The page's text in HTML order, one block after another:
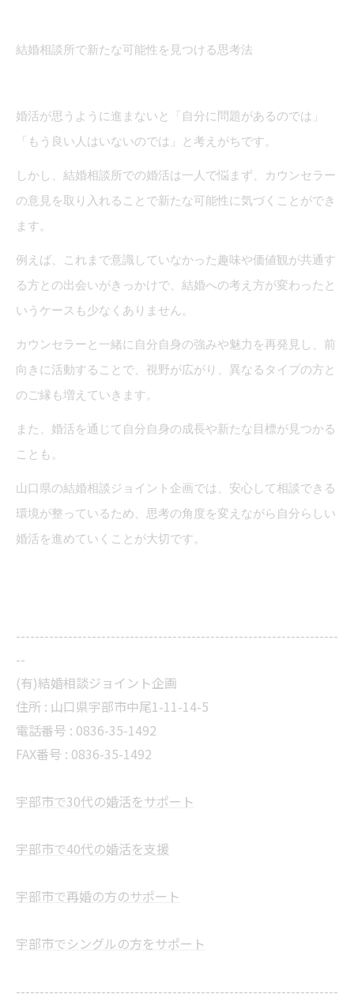
結婚相談所で新たな可能性を見つける思考法
婚活が思うように進まないと「自分に問題があるのでは」
「もう良い人はいないのでは」と考えがちです。
しかし、結婚相談所での婚活は一人で悩まず、カウンセラー
の意見を取り入れることで新たな可能性に気づくことができ
ます。
例えば、これまで意識していなかった趣味や価値観が共通す
る方との出会いがきっかけで、結婚への考え方が変わったと
いうケースも少なくありません。
カウンセラーと一緒に自分自身の強みや魅力を再発見し、前
向きに活動することで、視野が広がり、異なるタイプの方と
のご縁も増えていきます。
また、婚活を通じて自分自身の成長や新たな目標が見つかる
ことも。
山口県の結婚相談ジョイント企画では、安心して相談できる
環境が整っているため、思考の角度を変えながら自分らしい
婚活を進めていくことが大切です。
--------------------------------------------------------------------
--
(有)結婚相談ジョイント企画
住所 : 山口県宇部市中尾1-11-14-5
電話番号 : 0836-35-1492
FAX番号 : 0836-35-1492
宇部市で30代の婚活をサポート
宇部市で40代の婚活を支援
宇部市で再婚の方のサポート
宇部市でシングルの方をサポート
--------------------------------------------------------------------